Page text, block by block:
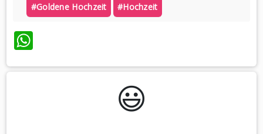
#goldene Hochzeit #hochzeit
WhatsApp
😃️